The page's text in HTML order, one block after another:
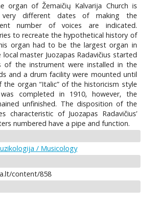
organ of Žemaičių Kalvarija Church is
different dates of making the
number of voices are indicated.
to recreate the hypothetical history of
organ had to be the largest organ in
master Juozapas Radavičius started
of the instrument were installed in the
and a drum facility were mounted until
organ “Italic” of the historicism style
completed in 1910, however, the
unfinished. The disposition of the
characteristic of Juozapas Radavičius’
numbered have a pipe and function.
/ Musicology
content/858